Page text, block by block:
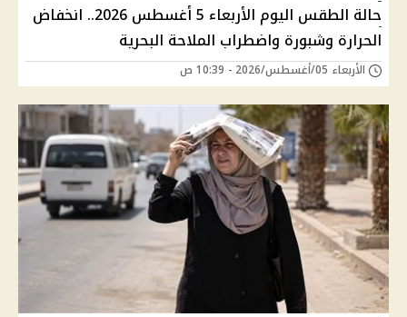
حالة الطقس اليوم الأربعاء 5 أغسطس 2026.. انخفاض
الحرارة وشبورة واضطراب الملاحة البحرية
الأربعاء 05/أغسطس/2026 - 10:39 ص